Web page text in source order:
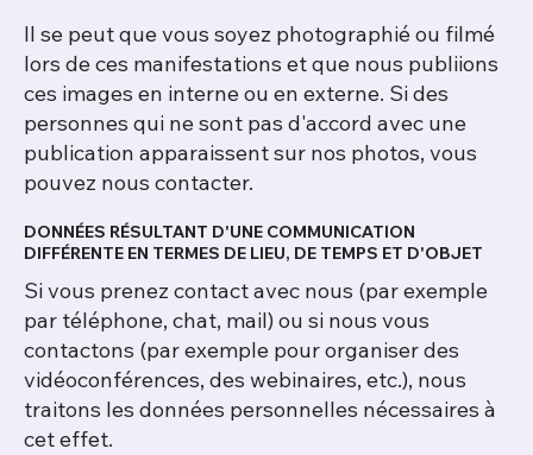
Il se peut que vous soyez photographié ou filmé
lors de ces manifestations et que nous publiions
ces images en interne ou en externe. Si des
personnes qui ne sont pas d'accord avec une
publication apparaissent sur nos photos, vous
pouvez nous contacter.
Si vous prenez contact avec nous (par exemple
par téléphone, chat, mail) ou si nous vous
contactons (par exemple pour organiser des
vidéoconférences, des webinaires, etc.), nous
traitons les données personnelles nécessaires à
cet effet.
DONNÉES RÉSULTANT D'UNE COMMUNICATION
DIFFÉRENTE EN TERMES DE LIEU, DE TEMPS ET D'OBJET